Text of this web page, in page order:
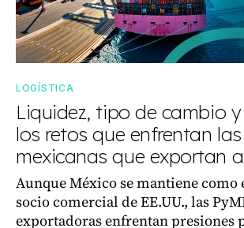
LOGÍSTICA
Liquidez, tipo de cambio
los retos que enfrentan las
mexicanas que exportan a
Aunque México se mantiene
socio comercial de EE.UU., las
exportadoras enfrentan presiones